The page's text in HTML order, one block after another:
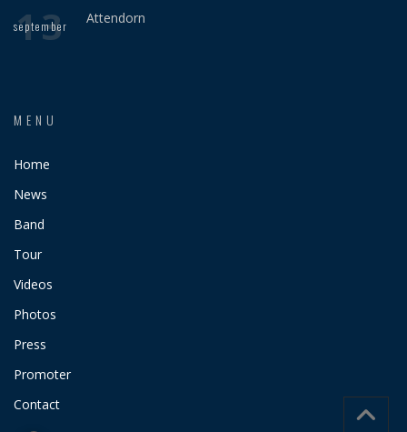
13
september Attendorn
MENU
Home
News
Band
Tour
Videos
Photos
Press
Promoter
Contact